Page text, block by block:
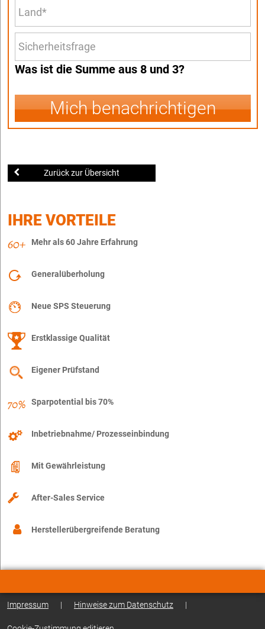
Was ist die Summe aus 8 und 3?
Mich benachrichtigen
Zurück zur Übersicht
IHRE VORTEILE
Mehr als 60 Jahre Erfahrung
Generalüberholung
Neue SPS Steuerung
Erstklassige Qualität
Eigener Prüfstand
Sparpotential bis 70%
Inbetriebnahme/ Prozesseinbindung
Mit Gewährleistung
After-Sales Service
Herstellerübergreifende Beratung
Impressum | Hinweise zum Datenschutz |